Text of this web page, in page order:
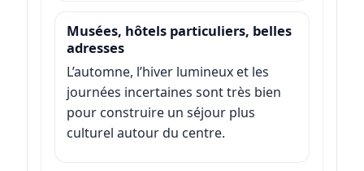
Musées, hôtels particuliers, belles
adresses
L’automne, l’hiver lumineux et les
journées incertaines sont très bien
pour construire un séjour plus
culturel autour du centre.